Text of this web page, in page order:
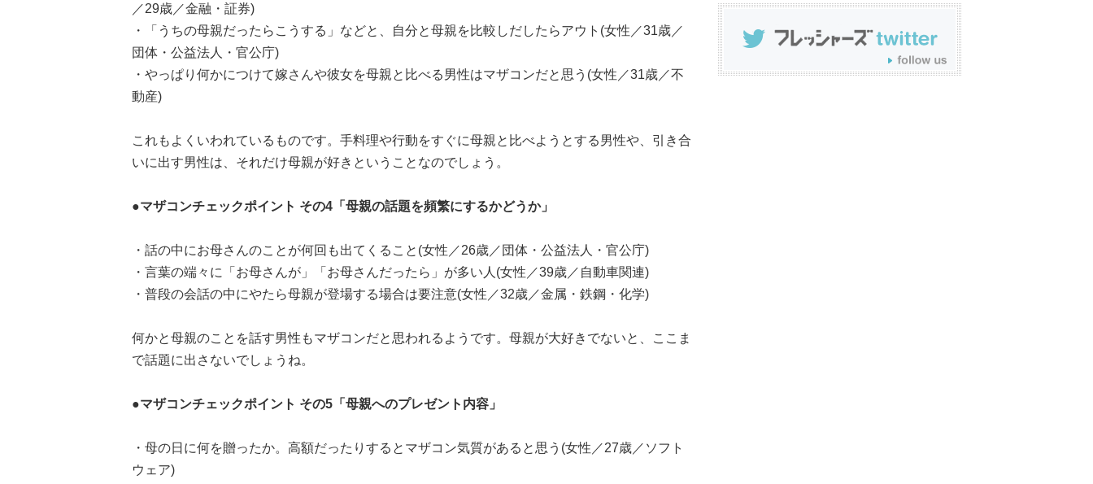
／29歳／金融・証券)
・「うちの母親だったらこうする」などと、自分と母親を比較しだしたらアウト(女性／31歳／
団体・公益法人・官公庁)
・やっぱり何かにつけて嫁さんや彼女を母親と比べる男性はマザコンだと思う(女性／31歳／不
動産)
これもよくいわれているものです。手料理や行動をすぐに母親と比べようとする男性や、引き合
いに出す男性は、それだけ母親が好きということなのでしょう。
●マザコンチェックポイント その4「母親の話題を頻繁にするかどうか」
・話の中にお母さんのことが何回も出てくること(女性／26歳／団体・公益法人・官公庁)
・言葉の端々に「お母さんが」「お母さんだったら」が多い人(女性／39歳／自動車関連)
・普段の会話の中にやたら母親が登場する場合は要注意(女性／32歳／金属・鉄鋼・化学)
何かと母親のことを話す男性もマザコンだと思われるようです。母親が大好きでないと、ここま
で話題に出さないでしょうね。
●マザコンチェックポイント その5「母親へのプレゼント内容」
・母の日に何を贈ったか。高額だったりするとマザコン気質があると思う(女性／27歳／ソフト
ウェア)